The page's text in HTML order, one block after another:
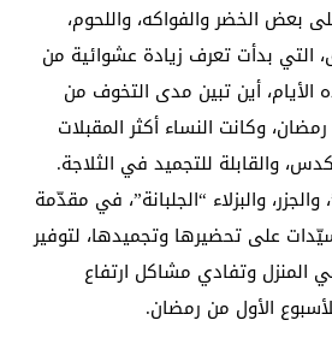
بعض الخضر والفواكه، واللحوم،
التي بدأت تعرف زيادة عشوائية من
أين تبين مدى التخوف من
وكانت النساء أكثر المقبلات
والقابلة للتجميد في الثلاجة.
والبزلاء “الجلبانة”، في مقدّمة
على تحضيرها وتجميدها، لتوفير
المنزل وتفادي مشاكل ارتفاع
الأول من رمضان.